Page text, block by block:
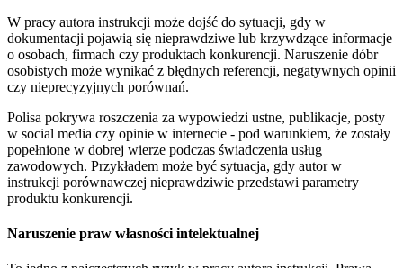
W pracy autora instrukcji może dojść do sytuacji, gdy w
dokumentacji pojawią się nieprawdziwe lub krzywdzące informacje
o osobach, firmach czy produktach konkurencji. Naruszenie dóbr
osobistych może wynikać z błędnych referencji, negatywnych opinii
czy nieprecyzyjnych porównań.
Polisa pokrywa roszczenia za wypowiedzi ustne, publikacje, posty
w social media czy opinie w internecie - pod warunkiem, że zostały
popełnione w dobrej wierze podczas świadczenia usług
zawodowych. Przykładem może być sytuacja, gdy autor w
instrukcji porównawczej nieprawdziwie przedstawi parametry
produktu konkurencji.
Naruszenie praw własności intelektualnej